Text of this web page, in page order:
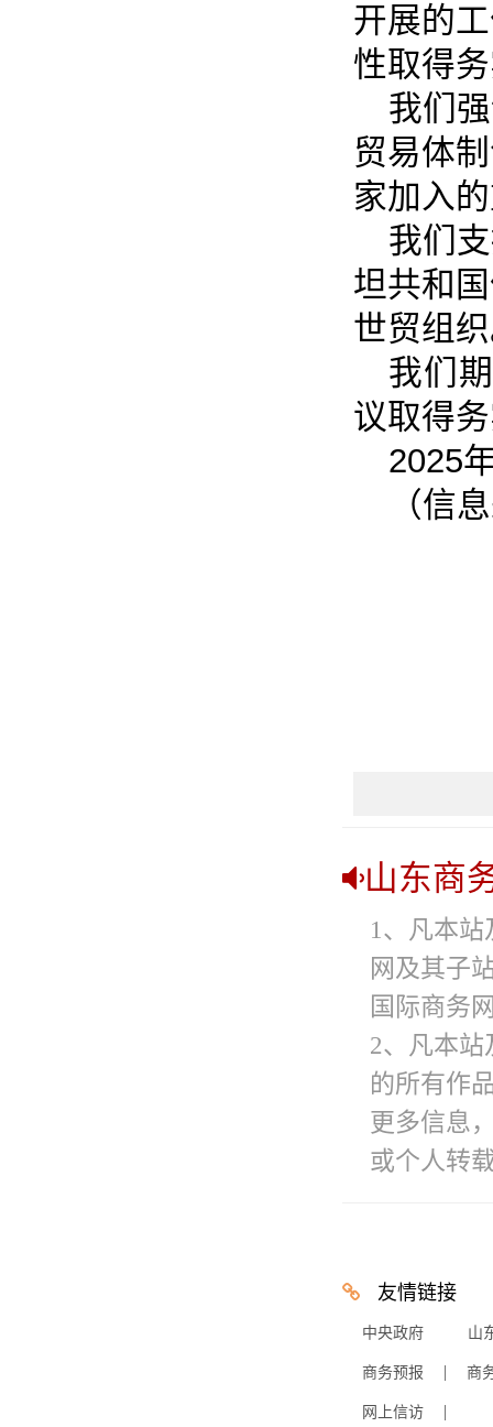
开展的
性取得
我们
贸易体
家加入
我们
坦共和
世贸组
我们
议取得
2025
（信
山东商
1、凡本
网及其子
国际商务
2、凡本站
的所有作
更多信息
或个人转